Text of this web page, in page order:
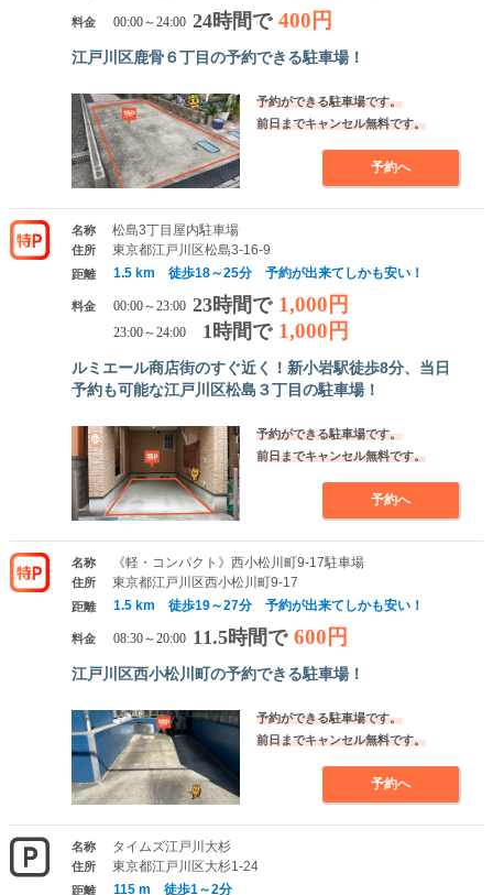
料金 00:00～24:00 24時間で 400円
江戸川区鹿骨６丁目の予約できる駐車場！
予約ができる駐車場です。
前日までキャンセル無料です。
予約へ
名称 松島3丁目屋内駐車場
住所 東京都江戸川区松島3-16-9
距離 1.5 km 徒歩18～25分 予約が出来てしかも安い！
料金 00:00～23:00 23時間で 1,000円
23:00～24:00 1時間で 1,000円
ルミエール商店街のすぐ近く！新小岩駅徒歩8分、当日
予約も可能な江戸川区松島３丁目の駐車場！
予約ができる駐車場です。
前日までキャンセル無料です。
予約へ
名称 《軽・コンパクト》西小松川町9-17駐車場
住所 東京都江戸川区西小松川町9-17
距離 1.5 km 徒歩19～27分 予約が出来てしかも安い！
料金 08:30～20:00 11.5時間で 600円
江戸川区西小松川町の予約できる駐車場！
予約ができる駐車場です。
前日までキャンセル無料です。
予約へ
名称 タイムズ江戸川大杉
住所 東京都江戸川区大杉1-24
距離
115 m 徒歩1～2分